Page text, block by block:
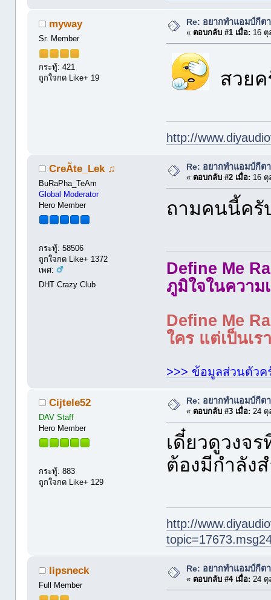
myway
Sr. Member
กระทู้: 421
ถูกใจกด Like+ 19
Re: อยากทำแอมป์กีต
« ตอบกลับ #1 เมื่อ: 16 ตุ
สวยค
http://
CreÃte_Lek ♫
BuRaPha_TeAm
Global Moderator
Hero Member
กระทู้: 58506
ถูกใจกด Like+ 1372
เพศ:
DHT Crazy Club
Re: อยากทำแอมป์กีต
« ตอบกลับ #2 เมื่อ: 16 ตุ
ถามคนนี้ครั
Define Me
ภูมิใจในความ
Define Me
ใคร แต่เป็นเ
>>> ข้อมูลส่วนตัวค
Cijtele52
DAV Staff
Hero Member
กระทู้: 883
ถูกใจกด Like+ 129
Re: อยากทำแอมป์กีต
« ตอบกลับ #3 เมื่อ: 24 ตุ
เดี๋ยวดูวงจ
ต้องมีกำลัง
http://
lipsneck
Full Member
Re: อยากทำแอมป์กีต
« ตอบกลับ #4 เมื่อ: 24 ตุ